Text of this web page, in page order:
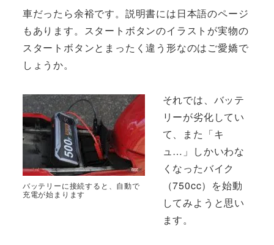
車だったら余裕です。説明書には日本語のページ
もあります。スタートボタンのイラストが実物の
スタートボタンとまったく違う形なのはご愛嬌で
しょうか。
バッテリーに接続すると、自動で
充電が始まります
それでは、バッテ
リーが劣化してい
て、また「キ
ュ…」しかいわな
くなったバイク
（750cc）を始動
してみようと思い
ます。